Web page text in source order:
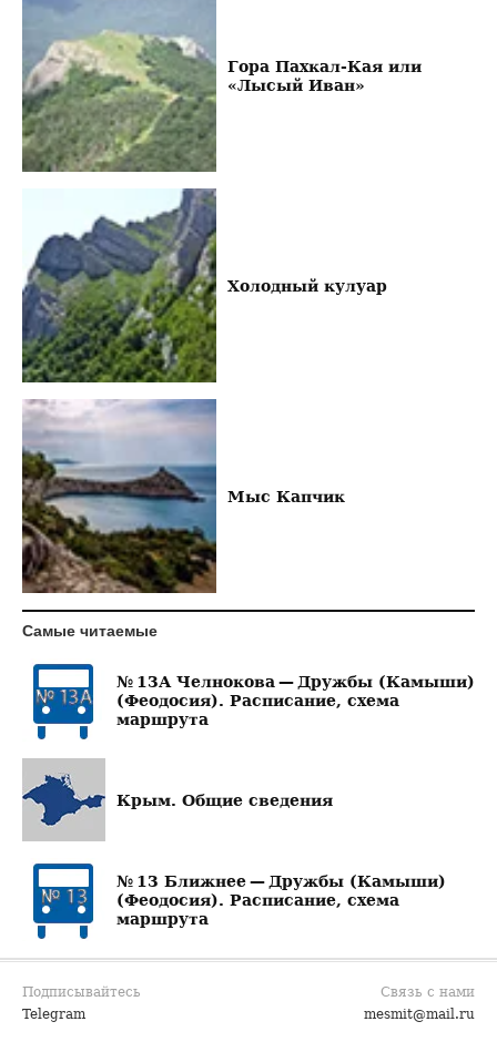
Гора Пахкал-Кая или
«Лысый Иван»
Холодный кулуар
Мыс Капчик
Самые читаемые
№ 13А Челнокова — Дружбы (Камыши)
(Феодосия). Расписание, схема
маршрута
Крым. Общие сведения
№ 13 Ближнее — Дружбы (Камыши)
(Феодосия). Расписание, схема
маршрута
Подписывайтесь
Telegram
Связь с нами
mesmit@mail.ru